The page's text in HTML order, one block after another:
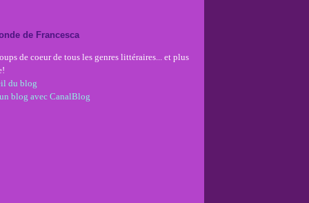
de Francesca
de coeur de tous les genres littéraires... et plus
du blog
blog avec CanalBlog